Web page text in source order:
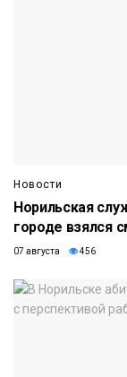
Новости
Норильская
городе взялся
07 августа 456